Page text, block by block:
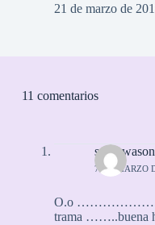
21 de marzo de
11 comentarios
superwason
7 DE MARZO
O.o
trama ……..buena